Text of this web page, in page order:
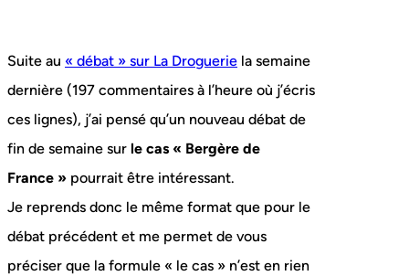
Suite au « débat » sur La Droguerie la semaine
dernière (197 commentaires à l’heure où j’écris
ces lignes), j’ai pensé qu’un nouveau débat de
fin de semaine sur le cas « Bergère de
France » pourrait être intéressant.
Je reprends donc le même format que pour le
débat précédent et me permet de vous
préciser que la formule « le cas » n’est en rien